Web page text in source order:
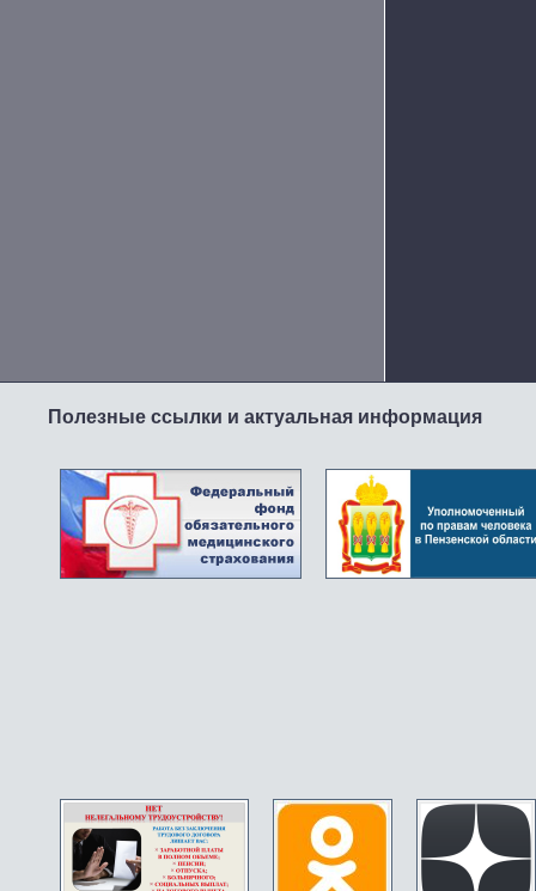
Полезные ссылки и актуальная информация